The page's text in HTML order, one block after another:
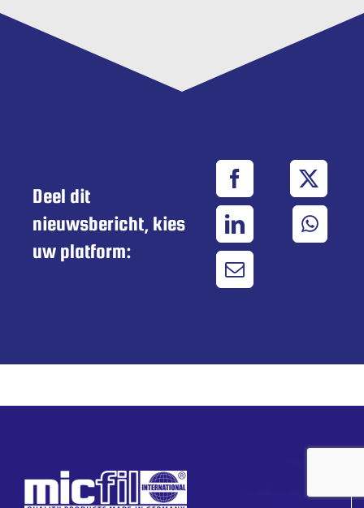
Deel dit
nieuwsbericht, kies
uw platform: